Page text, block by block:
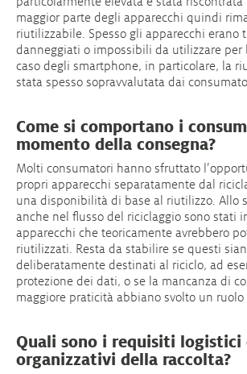
maggior parte degli apparecchi quindi
riutilizzabile. Spesso gli apparecchi erano
danneggiati o impossibili da utilizzare per
caso degli smartphone, in particolare, la
stata spesso sopravvalutata dai
Come si comportano i
momento della consegna?
Molti consumatori hanno sfruttato
propri apparecchi separatamente dal
una disponibilità di base al riutilizzo. Allo
anche nel flusso del riciclaggio sono stati
apparecchi che teoricamente avrebbero
riutilizzati. Resta da stabilire se questi
deliberatamente destinati al riciclo, ad
protezione dei dati, o se la mancanza di
maggiore praticità abbiano svolto un ruolo
Quali sono i requisiti logistici
organizzativi della raccolta?